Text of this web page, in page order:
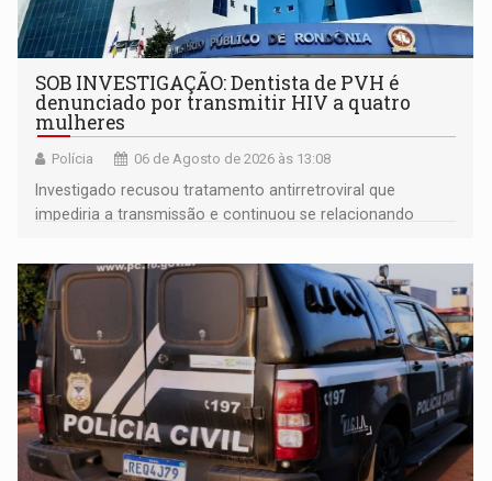
SOB INVESTIGAÇÃO: Dentista de PVH é
denunciado por transmitir HIV a quatro
mulheres
Polícia 06 de Agosto de 2026 às 13:08
Investigado recusou tratamento antirretroviral que
impediria a transmissão e continuou se relacionando